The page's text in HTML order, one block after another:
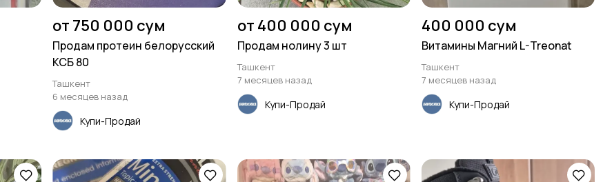
от 750 000 сум
Продам протеин белорусский
КСБ 80
Ташкент
6 месяцев назад
Купи-Продай
от 400 000 сум
Продам нолину 3 шт
Ташкент
7 месяцев назад
Купи-Продай
400 000 сум
Витамины Магний L-Treonat
Ташкент
7 месяцев назад
Купи-Продай